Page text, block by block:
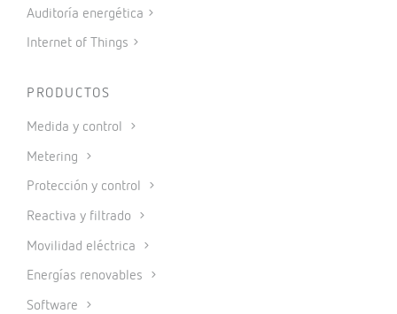
Auditoría energética
Internet of Things
PRODUCTOS
Medida y control
Metering
Protección y control
Reactiva y filtrado
Movilidad eléctrica
Energías renovables
Software